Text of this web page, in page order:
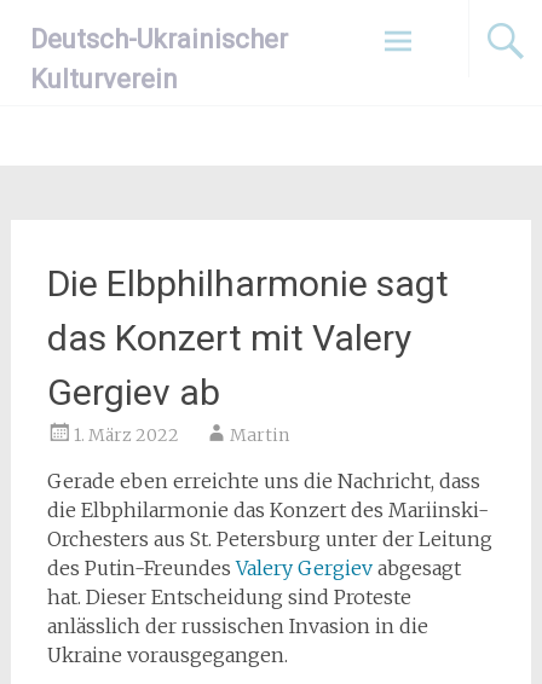
Inhalt
springen
Deutsch-Ukrainischer
Kulturverein
Die Elbphilharmonie sagt
das Konzert mit Valery
Gergiev ab
1. März 2022 Martin
Gerade eben erreichte uns die Nachricht, dass
die Elbphilarmonie das Konzert des Mariinski-
Orchesters aus St. Petersburg unter der Leitung
des Putin-FreundesValery Gergievabgesagt
hat. Dieser Entscheidung sind Proteste
anlässlich der russischen Invasion in die
Ukraine vorausgegangen.